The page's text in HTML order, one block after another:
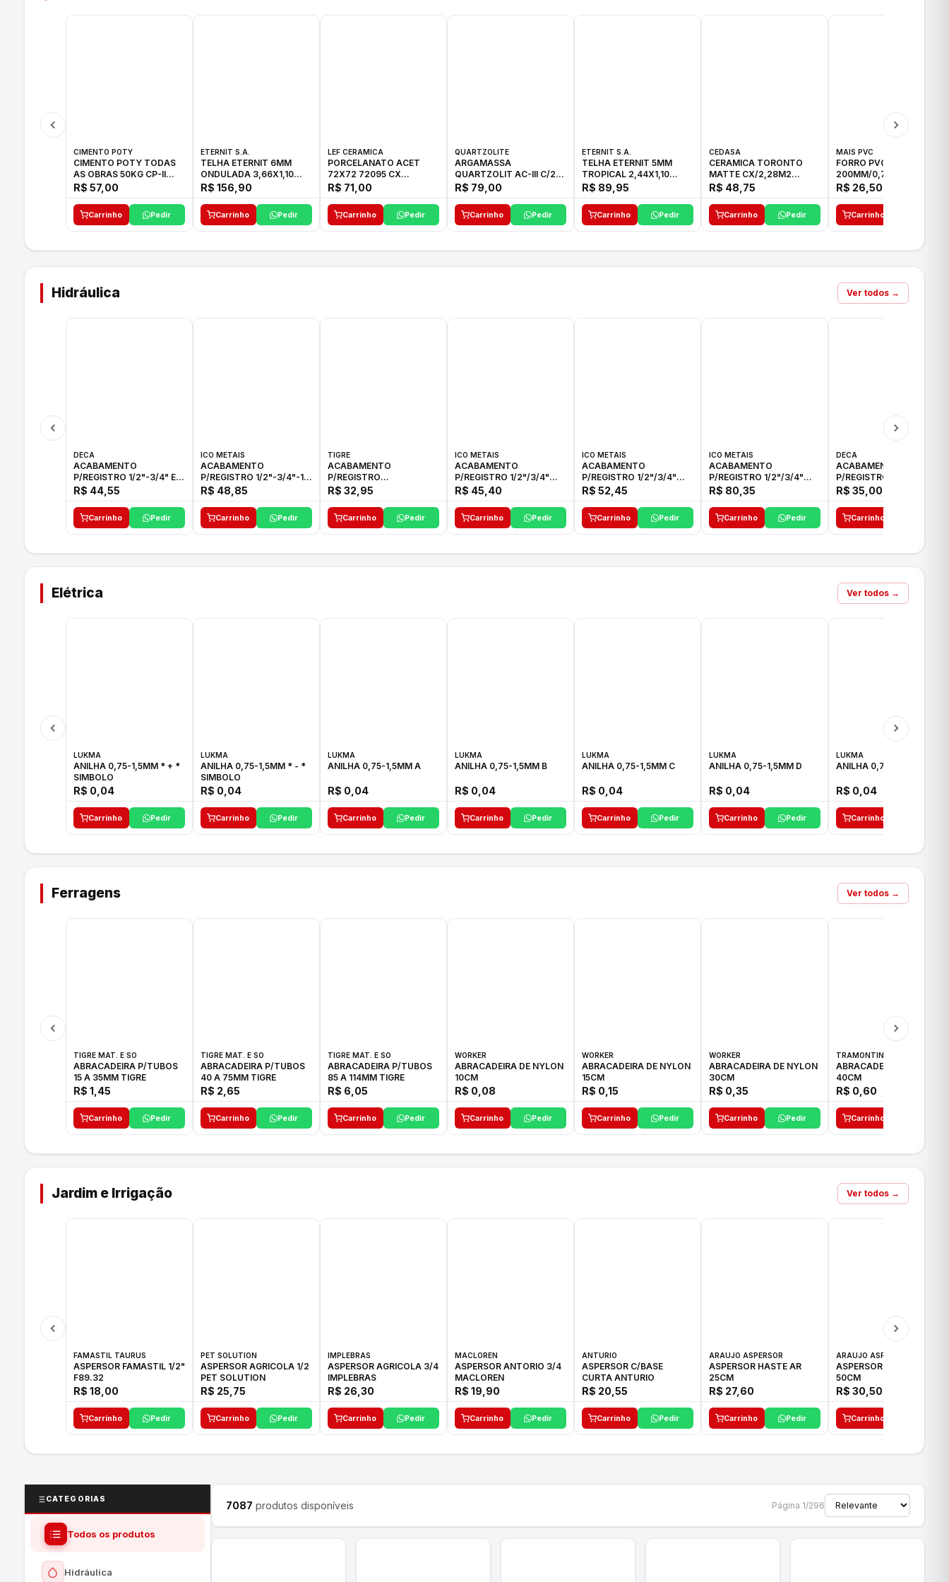
CIMENTO POTY
CIMENTO POTY TODAS
AS OBRAS 50KG CP-II
F/32
R$ 57,00
Carrinho Pedir
ETERNIT S.A.
TELHA ETERNIT 6MM
ONDULADA 3,66X1,10
48,80KG
R$ 156,90
Carrinho Pedir
LEF CERAMICA
PORCELANATO ACET
72X72 72095 CX
C/2,59M2
R$ 71,00
Carrinho Pedir
QUARTZOLITE
ARGAMASSA
QUARTZOLIT AC-III C/20
KG
R$ 79,00
Carrinho Pedir
ETERNIT S.A.
TELHA ETERNIT 5MM
TROPICAL 2,44X1,10
27,10KG
R$ 89,95
Carrinho Pedir
CEDASA
CERAMICA TORONTO
MATTE CX/2,28M2
75,5X75,5 LD
R$ 48,75
Carrinho Pedir
MAIS PVC
FORRO PVC MAIS PVC
200MM/0,7MM C/06M
BRANCO
R$ 26,50
Carrinho
Hidráulica Ver todos →
DECA
ACABAMENTO
P/REGISTRO 1/2"-3/4" E
1"C21.PQ DECA
R$ 44,55
Carrinho Pedir
ICO METAIS
ACABAMENTO
P/REGISTRO 1/2"-3/4"-1"
ACB M CS 33 ICO
R$ 48,85
Carrinho Pedir
TIGRE
ACABAMENTO
P/REGISTRO
1/2"-3/4"-1"ELLA CROSS
R$ 32,95
Carrinho Pedir
ICO METAIS
ACABAMENTO
P/REGISTRO 1/2"/3/4"
1416 ACB 33 E ICO
R$ 45,40
Carrinho Pedir
ICO METAIS
ACABAMENTO
P/REGISTRO 1/2"/3/4"
1416 C-50 ICO
R$ 52,45
Carrinho Pedir
ICO METAIS
ACABAMENTO
P/REGISTRO 1/2"/3/4"
ACB CS ALV E ICO
R$ 80,35
Carrinho Pedir
DECA
ACABAMENTO
P/REGISTRO 1/2"/3/4" C-
35 DECA
R$ 35,00
Carrinho
Elétrica Ver todos →
LUKMA
ANILHA 0,75-1,5MM * + *
SIMBOLO
R$ 0,04
Carrinho Pedir
LUKMA
ANILHA 0,75-1,5MM * - *
SIMBOLO
R$ 0,04
Carrinho Pedir
LUKMA
ANILHA 0,75-1,5MM A
R$ 0,04
Carrinho Pedir
LUKMA
ANILHA 0,75-1,5MM B
R$ 0,04
Carrinho Pedir
LUKMA
ANILHA 0,75-1,5MM C
R$ 0,04
Carrinho Pedir
LUKMA
ANILHA 0,75-1,5MM D
R$ 0,04
Carrinho Pedir
LUKMA
ANILHA 0,75-1,5MM E
R$ 0,04
Carrinho
Ferragens Ver todos →
TIGRE MAT. E SO
ABRACADEIRA P/TUBOS
15 A 35MM TIGRE
R$ 1,45
Carrinho Pedir
TIGRE MAT. E SO
ABRACADEIRA P/TUBOS
40 A 75MM TIGRE
R$ 2,65
Carrinho Pedir
TIGRE MAT. E SO
ABRACADEIRA P/TUBOS
85 A 114MM TIGRE
R$ 6,05
Carrinho Pedir
WORKER
ABRACADEIRA DE NYLON
10CM
R$ 0,08
Carrinho Pedir
WORKER
ABRACADEIRA DE NYLON
15CM
R$ 0,15
Carrinho Pedir
WORKER
ABRACADEIRA DE NYLON
30CM
R$ 0,35
Carrinho Pedir
TRAMONTINA
ABRACADEIRA DE NYLON
40CM
R$ 0,60
Carrinho
Jardim e Irrigação Ver todos →
FAMASTIL TAURUS
ASPERSOR FAMASTIL 1/2"
F89.32
R$ 18,00
Carrinho Pedir
PET SOLUTION
ASPERSOR AGRICOLA 1/2
PET SOLUTION
R$ 25,75
Carrinho Pedir
IMPLEBRAS
ASPERSOR AGRICOLA 3/4
IMPLEBRAS
R$ 26,30
Carrinho Pedir
MACLOREN
ASPERSOR ANTORIO 3/4
MACLOREN
R$ 19,90
Carrinho Pedir
ANTURIO
ASPERSOR C/BASE
CURTA ANTURIO
R$ 20,55
Carrinho Pedir
ARAUJO ASPERSOR
ASPERSOR HASTE AR
25CM
R$ 27,60
Carrinho Pedir
ARAUJO ASPERSOR
ASPERSOR HASTE AR
50CM
R$ 30,50
Carrinho
CATEGORIAS
Todos os produtos
Hidráulica
7087 produtos disponíveis Página 1/296